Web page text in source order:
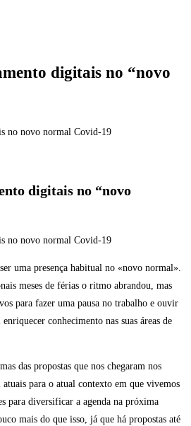
digitais no “novo
digitais no “novo
uma presença habitual no «novo normal».
meses de férias o ritmo abrandou, mas
para fazer uma pausa no trabalho e ouvir
conhecimento nas suas áreas de
das propostas que nos chegaram nos
para o atual contexto em que vivemos
para diversificar a agenda na próxima
mais do que isso, já que há propostas até